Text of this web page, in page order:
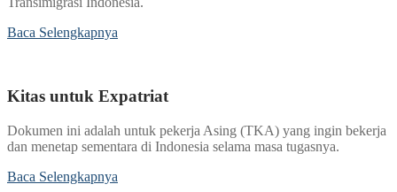
Baca Selengkapnya
Kitas untuk Expatriat
Dokumen ini adalah untuk pekerja Asing (TKA) yang ingin bekerja
dan menetap sementara di Indonesia selama masa tugasnya.
Baca Selengkapnya